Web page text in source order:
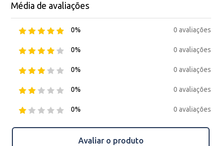
Média de avaliações
0% 0 avaliações
0% 0 avaliações
0% 0 avaliações
0% 0 avaliações
0% 0 avaliações
Avaliar o produto